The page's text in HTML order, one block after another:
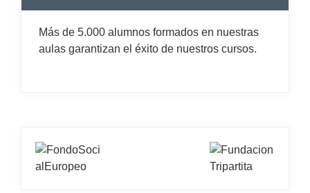
Más de 5.000 alumnos formados en nuestras
aulas garantizan el éxito de nuestros cursos.